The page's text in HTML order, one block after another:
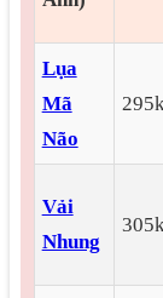
Lụa
Mã
Não
Vải
Nhung